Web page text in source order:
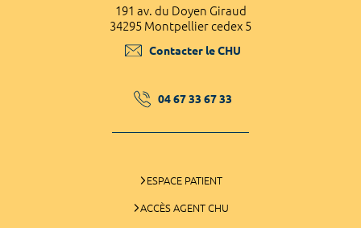
191 av. du Doyen Giraud
34295 Montpellier cedex 5
Contacter le CHU
04 67 33 67 33
ESPACE PATIENT
ACCÈS AGENT CHU